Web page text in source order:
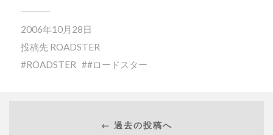
2006年10月28日
投稿先 ROADSTER
ROADSTER
#ロードスター
← 過去の投稿へ